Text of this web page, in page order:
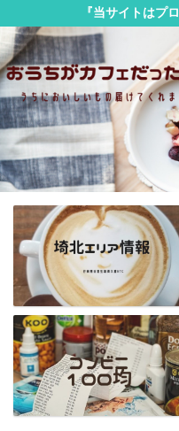
『当サイトはプ